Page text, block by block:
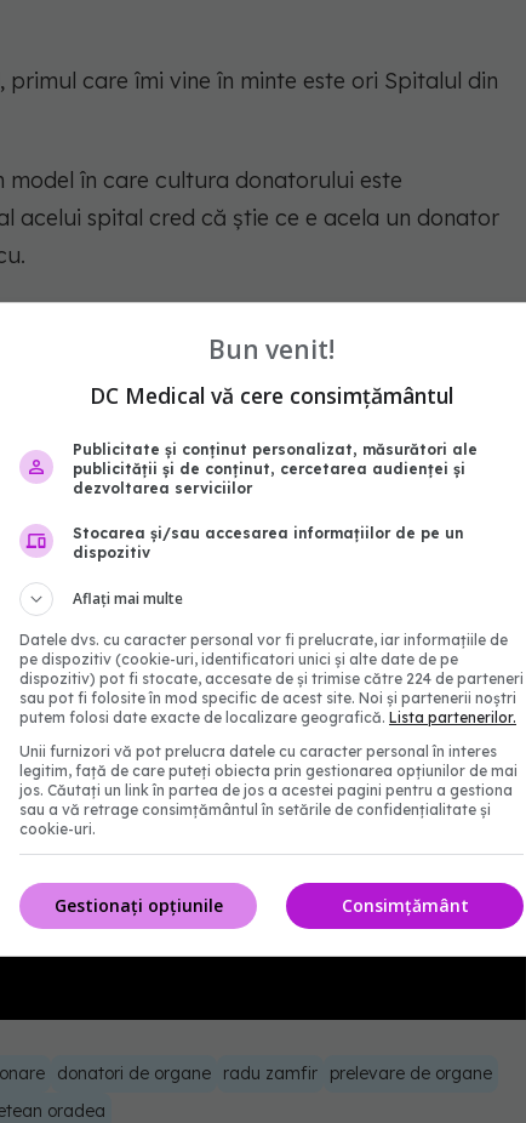
care îmi vine în minte este ori Spitalul din
în care cultura donatorului este
acelui spital cred că știe ce e acela un donator
Carmen Pantiș din Oradea,
de la Spitalul Județean Oradea, în
spitale din România. (...) este un model
Irinel Popescu.
donatori de organe radu zamfir
prelevare de organe
oradea
Bun venit!
DC Medical vă cere consimțământul
Publicitate și conținut personalizat, măsurători ale
publicității și de conținut, cercetarea audienței și
dezvoltarea serviciilor
Stocarea și/sau accesarea informațiilor de pe un
dispozitiv
Aflați mai multe
Datele dvs. cu caracter personal vor fi prelucrate, iar informațiile de
pe dispozitiv (cookie-uri, identificatori unici și alte date de pe
dispozitiv) pot fi stocate, accesate de și trimise către 224 de parteneri
sau pot fi folosite în mod specific de acest site. Noi și partenerii noștri
putem folosi date exacte de localizare geografică. Lista partenerilor.
Unii furnizori vă pot prelucra datele cu caracter personal în interes
legitim, față de care puteți obiecta prin gestionarea opțiunilor de mai
jos. Căutați un link în partea de jos a acestei pagini pentru a gestiona
sau a vă retrage consimțământul în setările de confidențialitate și
cookie-uri.
Consimțământ
Gestionați opțiunile